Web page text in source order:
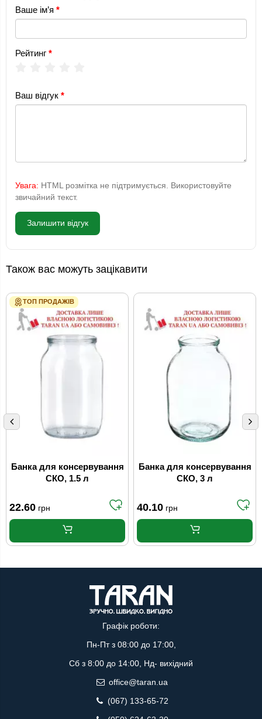
Ваше ім’я
Рейтинг
Ваш відгук
Увага: HTML розмітка не підтримується. Використовуйте
звичайний текст.
Залишити відгук
Також вас можуть зацікавити
ТОП ПРОДАЖІВ
Банка для консервування
СКО, 1.5 л
22.60 грн
Банка для консервування
СКО, 3 л
40.10 грн
Графік роботи:
Пн-Пт з 08:00 до 17:00,
Сб з 8:00 до 14:00, Нд- вихідний
office@taran.ua
(067) 133-65-72